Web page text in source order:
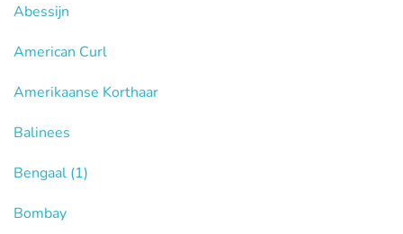
Abessijn
American Curl
Amerikaanse Korthaar
Balinees
Bengaal (1)
Bombay